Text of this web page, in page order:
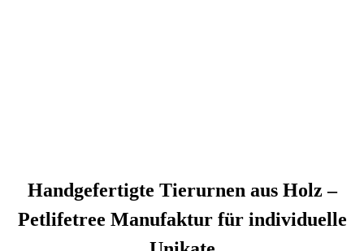
Handgefertigte Tierurnen aus Holz –
Petlifetree Manufaktur für individuelle